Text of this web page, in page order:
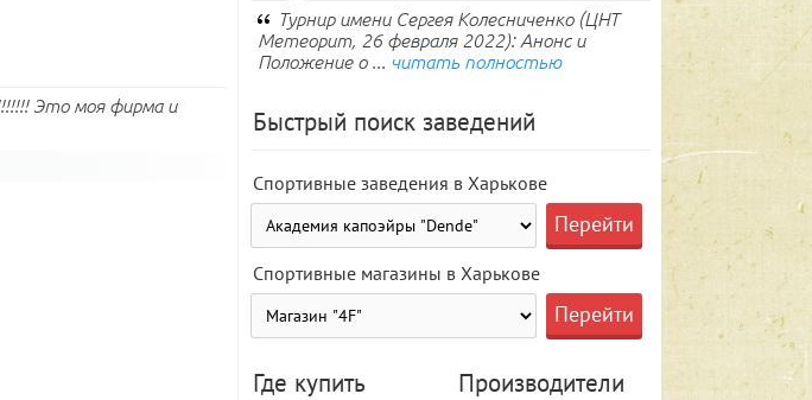
Это моя фирма и
Турнир имени Сергея Колесниченко (ЦНТ
Метеорит, 26 февраля 2022): Анонс и
Положение о ... читать полностью
Быстрый поиск заведений
Спортивные заведения в Харькове
Спортивные магазины в Харькове
Где купить Производители